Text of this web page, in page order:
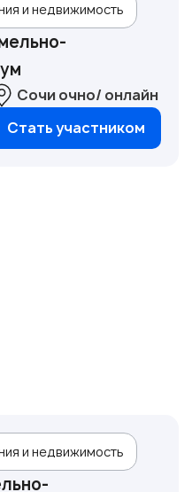
и недвижимость
Сочи очно/ онлайн
Стать участником
и недвижимость